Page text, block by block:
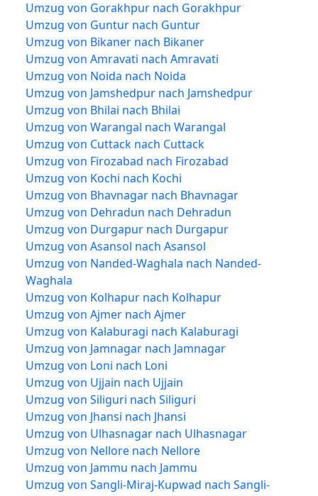
Umzug von Gorakhpur nach Gorakhpur
Umzug von Guntur nach Guntur
Umzug von Bikaner nach Bikaner
Umzug von Amravati nach Amravati
Umzug von Noida nach Noida
Umzug von Jamshedpur nach Jamshedpur
Umzug von Bhilai nach Bhilai
Umzug von Warangal nach Warangal
Umzug von Cuttack nach Cuttack
Umzug von Firozabad nach Firozabad
Umzug von Kochi nach Kochi
Umzug von Bhavnagar nach Bhavnagar
Umzug von Dehradun nach Dehradun
Umzug von Durgapur nach Durgapur
Umzug von Asansol nach Asansol
Umzug von Nanded-Waghala nach Nanded-
Waghala
Umzug von Kolhapur nach Kolhapur
Umzug von Ajmer nach Ajmer
Umzug von Kalaburagi nach Kalaburagi
Umzug von Jamnagar nach Jamnagar
Umzug von Loni nach Loni
Umzug von Ujjain nach Ujjain
Umzug von Siliguri nach Siliguri
Umzug von Jhansi nach Jhansi
Umzug von Ulhasnagar nach Ulhasnagar
Umzug von Nellore nach Nellore
Umzug von Jammu nach Jammu
Umzug von Sangli-Miraj-Kupwad nach Sangli-